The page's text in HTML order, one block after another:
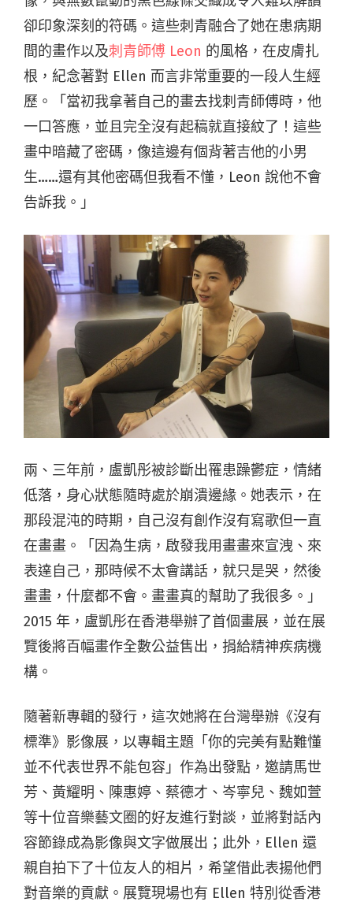
卻印象深刻的符碼。這些刺青融合了她在患病期
間的畫作以及刺青師傅 Leon 的風格，在皮膚扎
根，紀念著對 Ellen 而言非常重要的一段人生經
歷。「當初我拿著自己的畫去找刺青師傅時，他
一口答應，並且完全沒有起稿就直接紋了！這些
畫中暗藏了密碼，像這邊有個背著吉他的小男
生……還有其他密碼但我看不懂，Leon 說他不會
告訴我。」
兩、三年前，盧凱彤被診斷出罹患躁鬱症，情緒
低落，身心狀態隨時處於崩潰邊緣。她表示，在
那段混沌的時期，自己沒有創作沒有寫歌但一直
在畫畫。「因為生病，啟發我用畫畫來宣洩、來
表達自己，那時候不太會講話，就只是哭，然後
畫畫，什麼都不會。畫畫真的幫助了我很多。」
2015 年，盧凱彤在香港舉辦了首個畫展，並在展
覽後將百幅畫作全數公益售出，捐給精神疾病機
構。
隨著新專輯的發行，這次她將在台灣舉辦《沒有
標準》影像展，以專輯主題「你的完美有點難懂
並不代表世界不能包容」作為出發點，邀請馬世
芳、黃耀明、陳惠婷、蔡德才、岑寧兒、魏如萱
等十位音樂藝文圈的好友進行對談，並將對話內
容節錄成為影像與文字做展出；此外，Ellen 還
親自拍下了十位友人的相片，希望借此表揚他們
對音樂的貢獻。展覽現場也有 Ellen 特別從香港